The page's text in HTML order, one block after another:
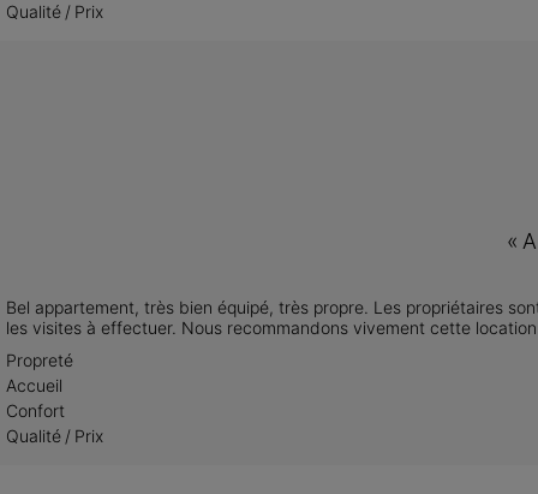
Qualité / Prix
«
Bel appartement, très bien équipé, très propre. Les propriétaires
les visites à effectuer. Nous recommandons vivement cette
Propreté
Accueil
Confort
Qualité / Prix